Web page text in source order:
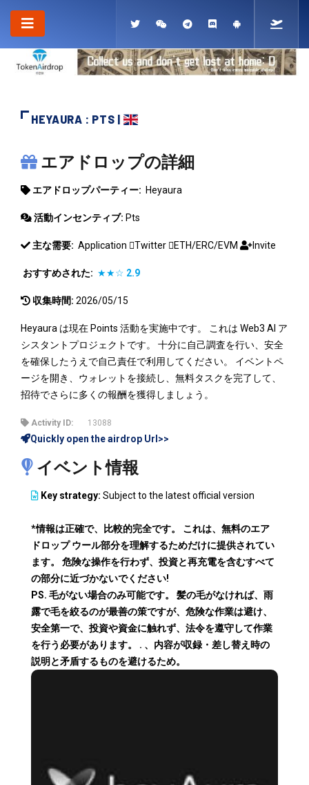
HEYAURA : PTS |
HEYAURA
エアドロップの詳細
エアドロップパーティー: Heyaura
活動インセンティブ: Pts
主な需要: Application Twitter ETH/ERC/EVM Invite
おすすめされた: ★★☆ 2.9
収集時間: 2026/05/15
Heyaura は現在 Points 活動を実施中です。 これは Web3 AI ア
シスタントプロジェクトです。 十分に自己調査を行い、安全
を確保したうえで自己責任で利用してください。 イベントペ
ージを開き、ウォレットを接続し、無料タスクを完了して、
招待でさらに多くの報酬を獲得しましょう。
Activity ID: 13088
Quickly open the airdrop Url>>
イベント情報
Key strategy: Subject to the latest official version
*情報は正確で、比較的完全です。 これは、無料のエア
ドロップ ウール部分を理解するためだけに提供されてい
ます。 危険な操作を行わず、投資と再充電を含むすべて
の部分に近づかないでください!
PS. 毛がない場合のみ可能です。 髪の毛がなければ、雨
露で毛を絞るのが最善の策ですが、危険な作業は避け、
安全第一で、投資や資金に触れず、法令を遵守して作業
を行う必要があります。 . 、内容が収録・差し替え時の
説明と矛盾するものを避けるため。